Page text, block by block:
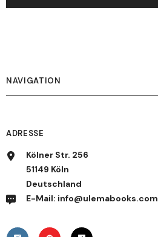
NAVIGATION
ADRESSE
Kölner Str. 256
51149 Köln
Deutschland
E-Mail: info@ulemabooks.com